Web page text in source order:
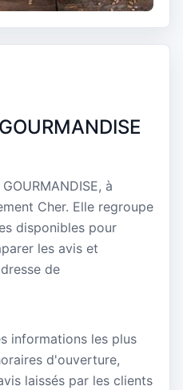
à
Cher. Elle regroupe
disponibles pour
les avis et
de
informations les plus
d'ouverture,
laissés par les clients